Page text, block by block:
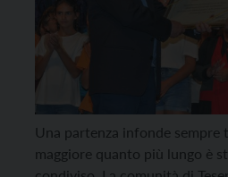
Una partenza infonde sempre
maggiore quanto più lungo è